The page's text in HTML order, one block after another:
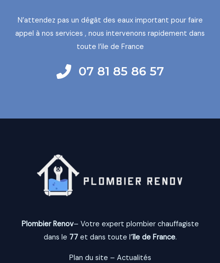
N’attendez pas un dégât des eaux important pour faire
appel à nos services , nous intervenons rapidement dans
toute l’ile de France
07 81 85 86 57
Plombier Renov– Votre expert plombier chauffagiste
dans le 77et dans toute l’île de France.
Plan du site – Actualités